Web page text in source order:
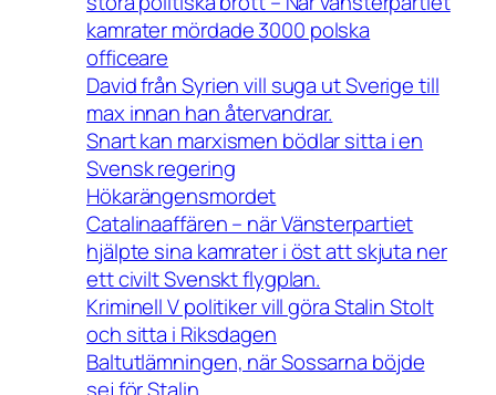
kamrater mördade 3000 polska
officeare
David från Syrien vill suga ut Sverige till
max innan han återvandrar.
Snart kan marxismen bödlar sitta i en
Svensk regering
Hökarängensmordet
Catalinaaffären – när Vänsterpartiet
hjälpte sina kamrater i öst att skjuta ner
ett civilt Svenskt flygplan.
Kriminell V politiker vill göra Stalin Stolt
och sitta i Riksdagen
Baltutlämningen, när Sossarna böjde